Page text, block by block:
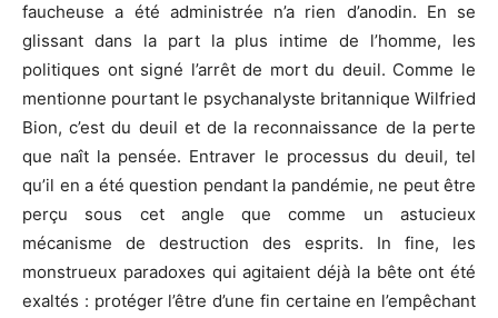
faucheuse a été administrée n’a rien d’anodin. En se
glissant dans la part la plus intime de l’homme, les
politiques ont signé l’arrêt de mort du deuil. Comme le
mentionne pourtant le psychanalyste britannique Wilfried
Bion, c’est du deuil et de la reconnaissance de la perte
que naît la pensée. Entraver le processus du deuil, tel
qu’il en a été question pendant la pandémie, ne peut être
perçu sous cet angle que comme un astucieux
mécanisme de destruction des esprits. In fine, les
monstrueux paradoxes qui agitaient déjà la bête ont été
exaltés : protéger l’être d’une fin certaine en l’empêchant